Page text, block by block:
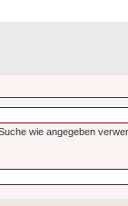
wie angegeben